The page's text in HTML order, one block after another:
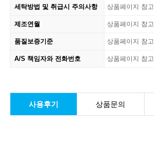
세탁방법 및 취급시 주의사항 상품페이지 참고
제조연월 상품페이지 참고
품질보증기준 상품페이지 참고
A/S 책임자와 전화번호 상품페이지 참고
사용후기 상품문의